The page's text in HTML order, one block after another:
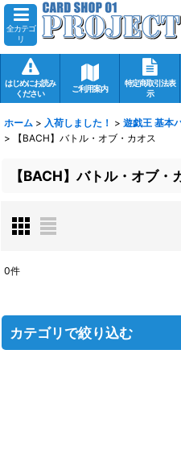
全カテゴ
リ
はじめにお読み
ください
ご利用案内
特定商取引法表
示
ホーム > 入荷しました！ > 遊戯王 基本
>
【BACH】バトル・オブ・カオス
【BACH】バトル・オブ・
在庫あり
0件
カテゴリで絞り込む